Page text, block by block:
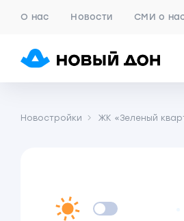
О нас Новости СМИ о
Новостройки ЖК «Зеленый